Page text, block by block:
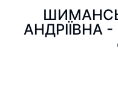
АНДРІЇВНА -